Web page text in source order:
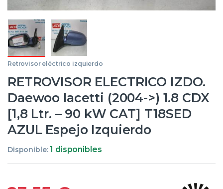
Retrovisor eléctrico izquierdo
RETROVISOR ELECTRICO IZDO.
Daewoo lacetti (2004->) 1.8 CDX
[1,8 Ltr. – 90 kW CAT] T18SED
AZUL Espejo Izquierdo
Disponible:1 disponibles